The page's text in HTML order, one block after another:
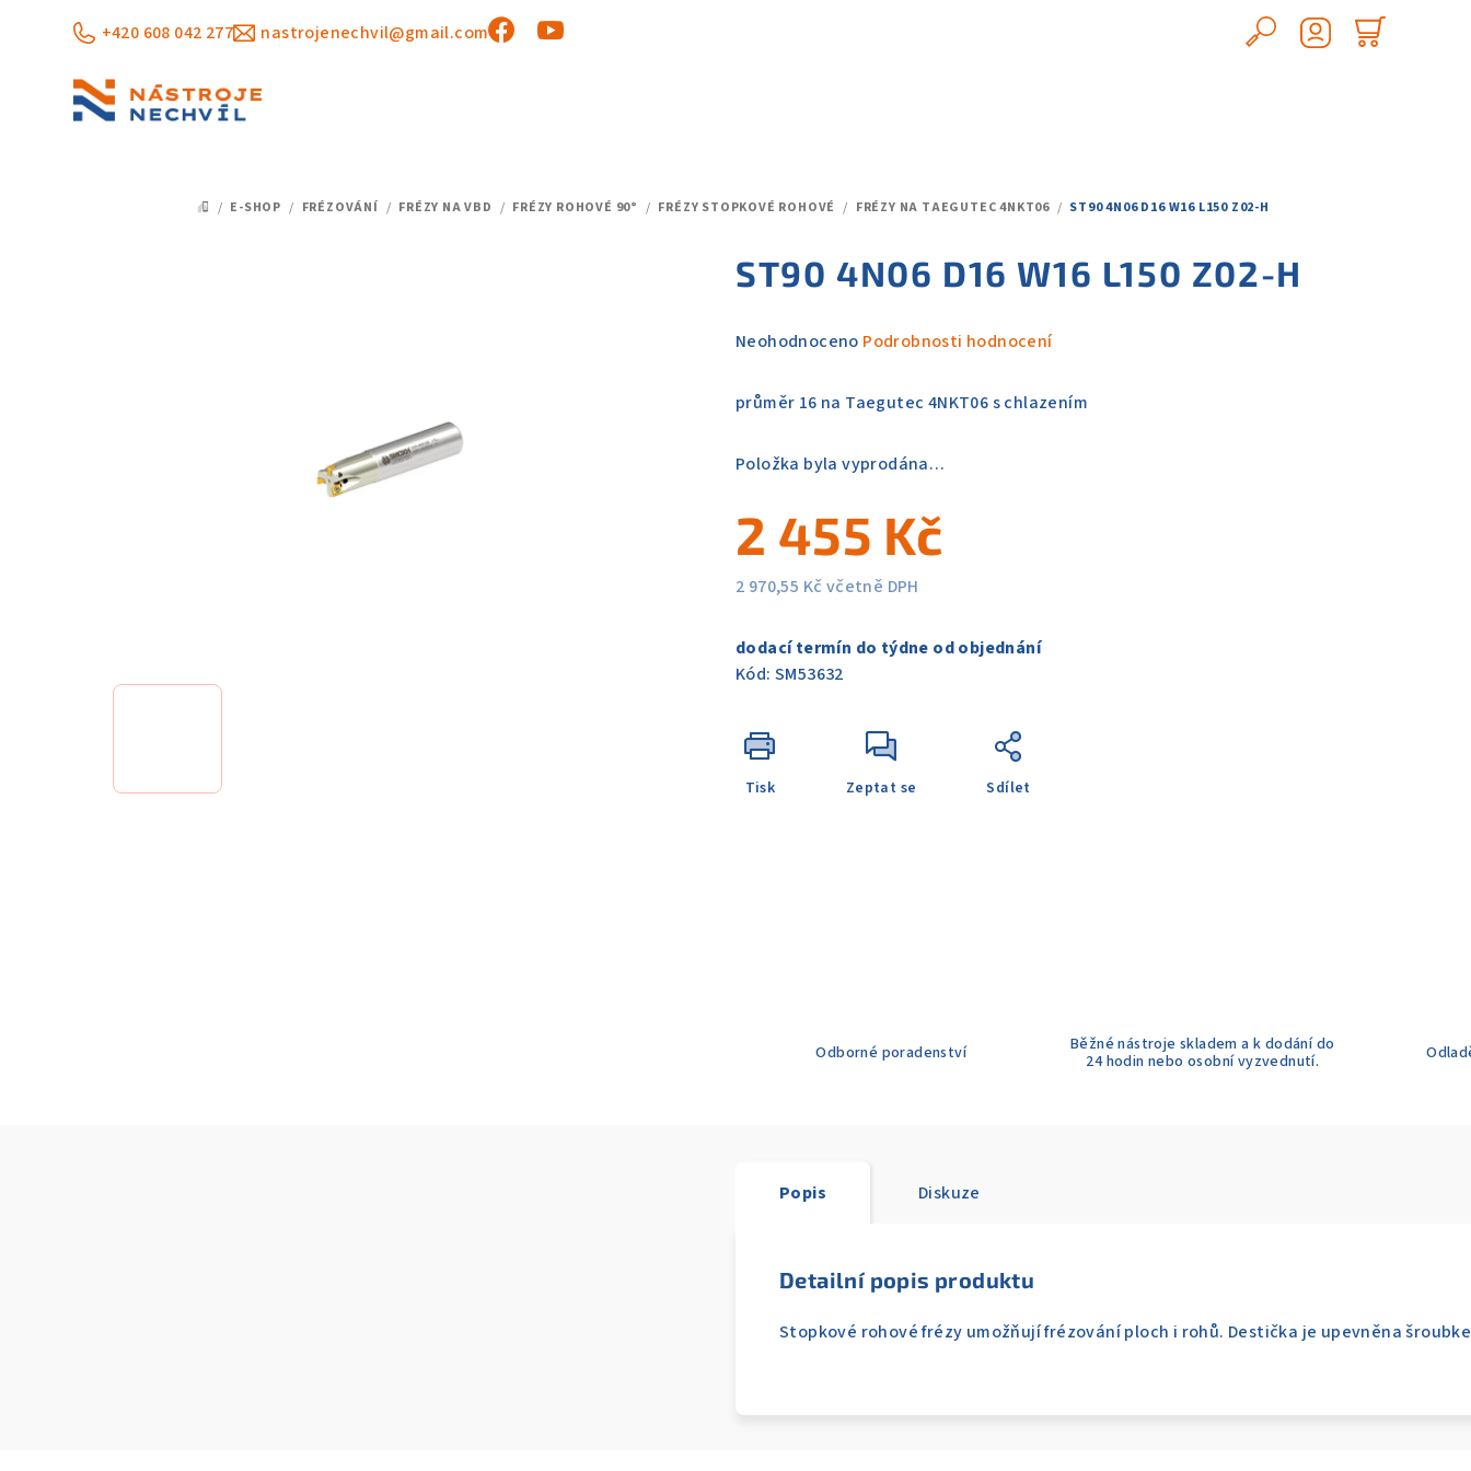
+420 608 042 277 nastrojenechvil@gmail.com
Hledat
DOMŮ
/ E-SHOP / FRÉZOVÁNÍ / FRÉZY NA VBD / FRÉZY ROHOVÉ 90° / FRÉZY STOPKOVÉ ROHOVÉ / FRÉZY NA TAEGUTEC 4NKT06 / ST90 4N06 D16 W16 L150 Z02-H
ST90 4N06 D16 W16 L150 Z02-H
Průměrné
produktu
je
z
hvězdiček.
Neohodnoceno Podrobnosti hodnocení
průměr 16 na Taegutec 4NKT06 s chlazením
Položka byla vyprodána…
2 455 Kč
2 970,55 Kč včetně DPH
cena:
dodací termín do týdne od objednání
Kód: SM53632
Tisk Zeptat se Sdílet
Odborné poradenství
Běžné nástroje skladem a k dodání do
24 hodin nebo osobní vyzvednutí.
Popis Diskuze
Detailní popis produktu
Stopkové rohové frézy umožňují frézování ploch i rohů. Destička je upevněna